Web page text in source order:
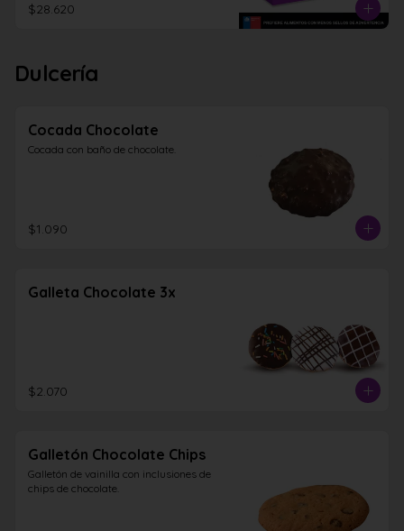
$28.620
Dulcería
Cocada Chocolate
Cocada con baño de chocolate.
$1.090
Galleta Chocolate 3x
$2.070
Galletón Chocolate Chips
Galletón de vainilla con inclusiones de
chips de chocolate.